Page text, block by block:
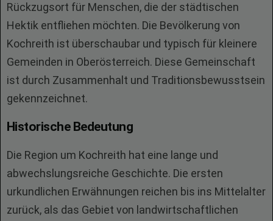
Rückzugsort für Menschen, die der städtischen
Hektik entfliehen möchten. Die Bevölkerung von
Kochreith ist überschaubar und typisch für kleinere
Gemeinden in Oberösterreich. Diese Gemeinschaft
ist durch Zusammenhalt und Traditionsbewusstsein
gekennzeichnet.
Historische Bedeutung
Die Region um Kochreith hat eine lange und
abwechslungsreiche Geschichte. Die ersten
urkundlichen Erwähnungen reichen bis ins Mittelalter
zurück, als das Gebiet von landwirtschaftlichen